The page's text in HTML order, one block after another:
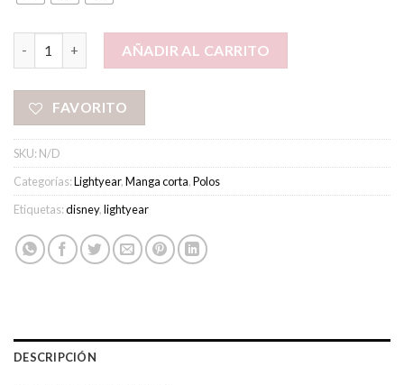
Polo Lightyear cantidadAÑADIR AL CARRITO
FAVORITO
SKU: N/D
Categorías:Lightyear,Manga corta,Polos
Etiquetas:disney,lightyear
DESCRIPCIÓN